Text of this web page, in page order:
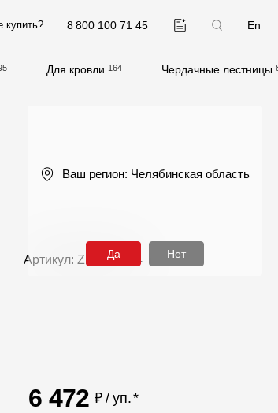
8 800 100 71 45 En
купить?
Для кровли 164 Чердачные лестницы
рекламации
Артикул: ZRSS-1114
6 472 ₽ / уп.*
Ваш регион: Челябинская область
Да Нет